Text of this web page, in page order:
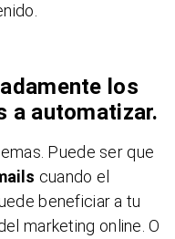
los
a automatizar.
Puede ser que
cuando el
beneficiar a tu
marketing online. O